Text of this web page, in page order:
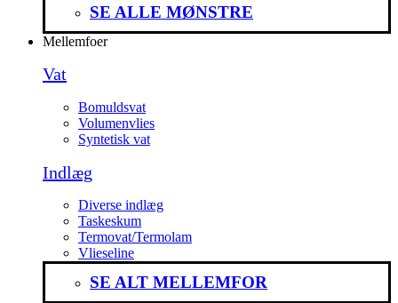
SE ALLE MØNSTRE
Mellemfoer
Vat
Bomuldsvat
Volumenvlies
Syntetisk vat
Indlæg
Diverse indlæg
Taskeskum
Termovat/Termolam
Vlieseline
SE ALT MELLEMFOR